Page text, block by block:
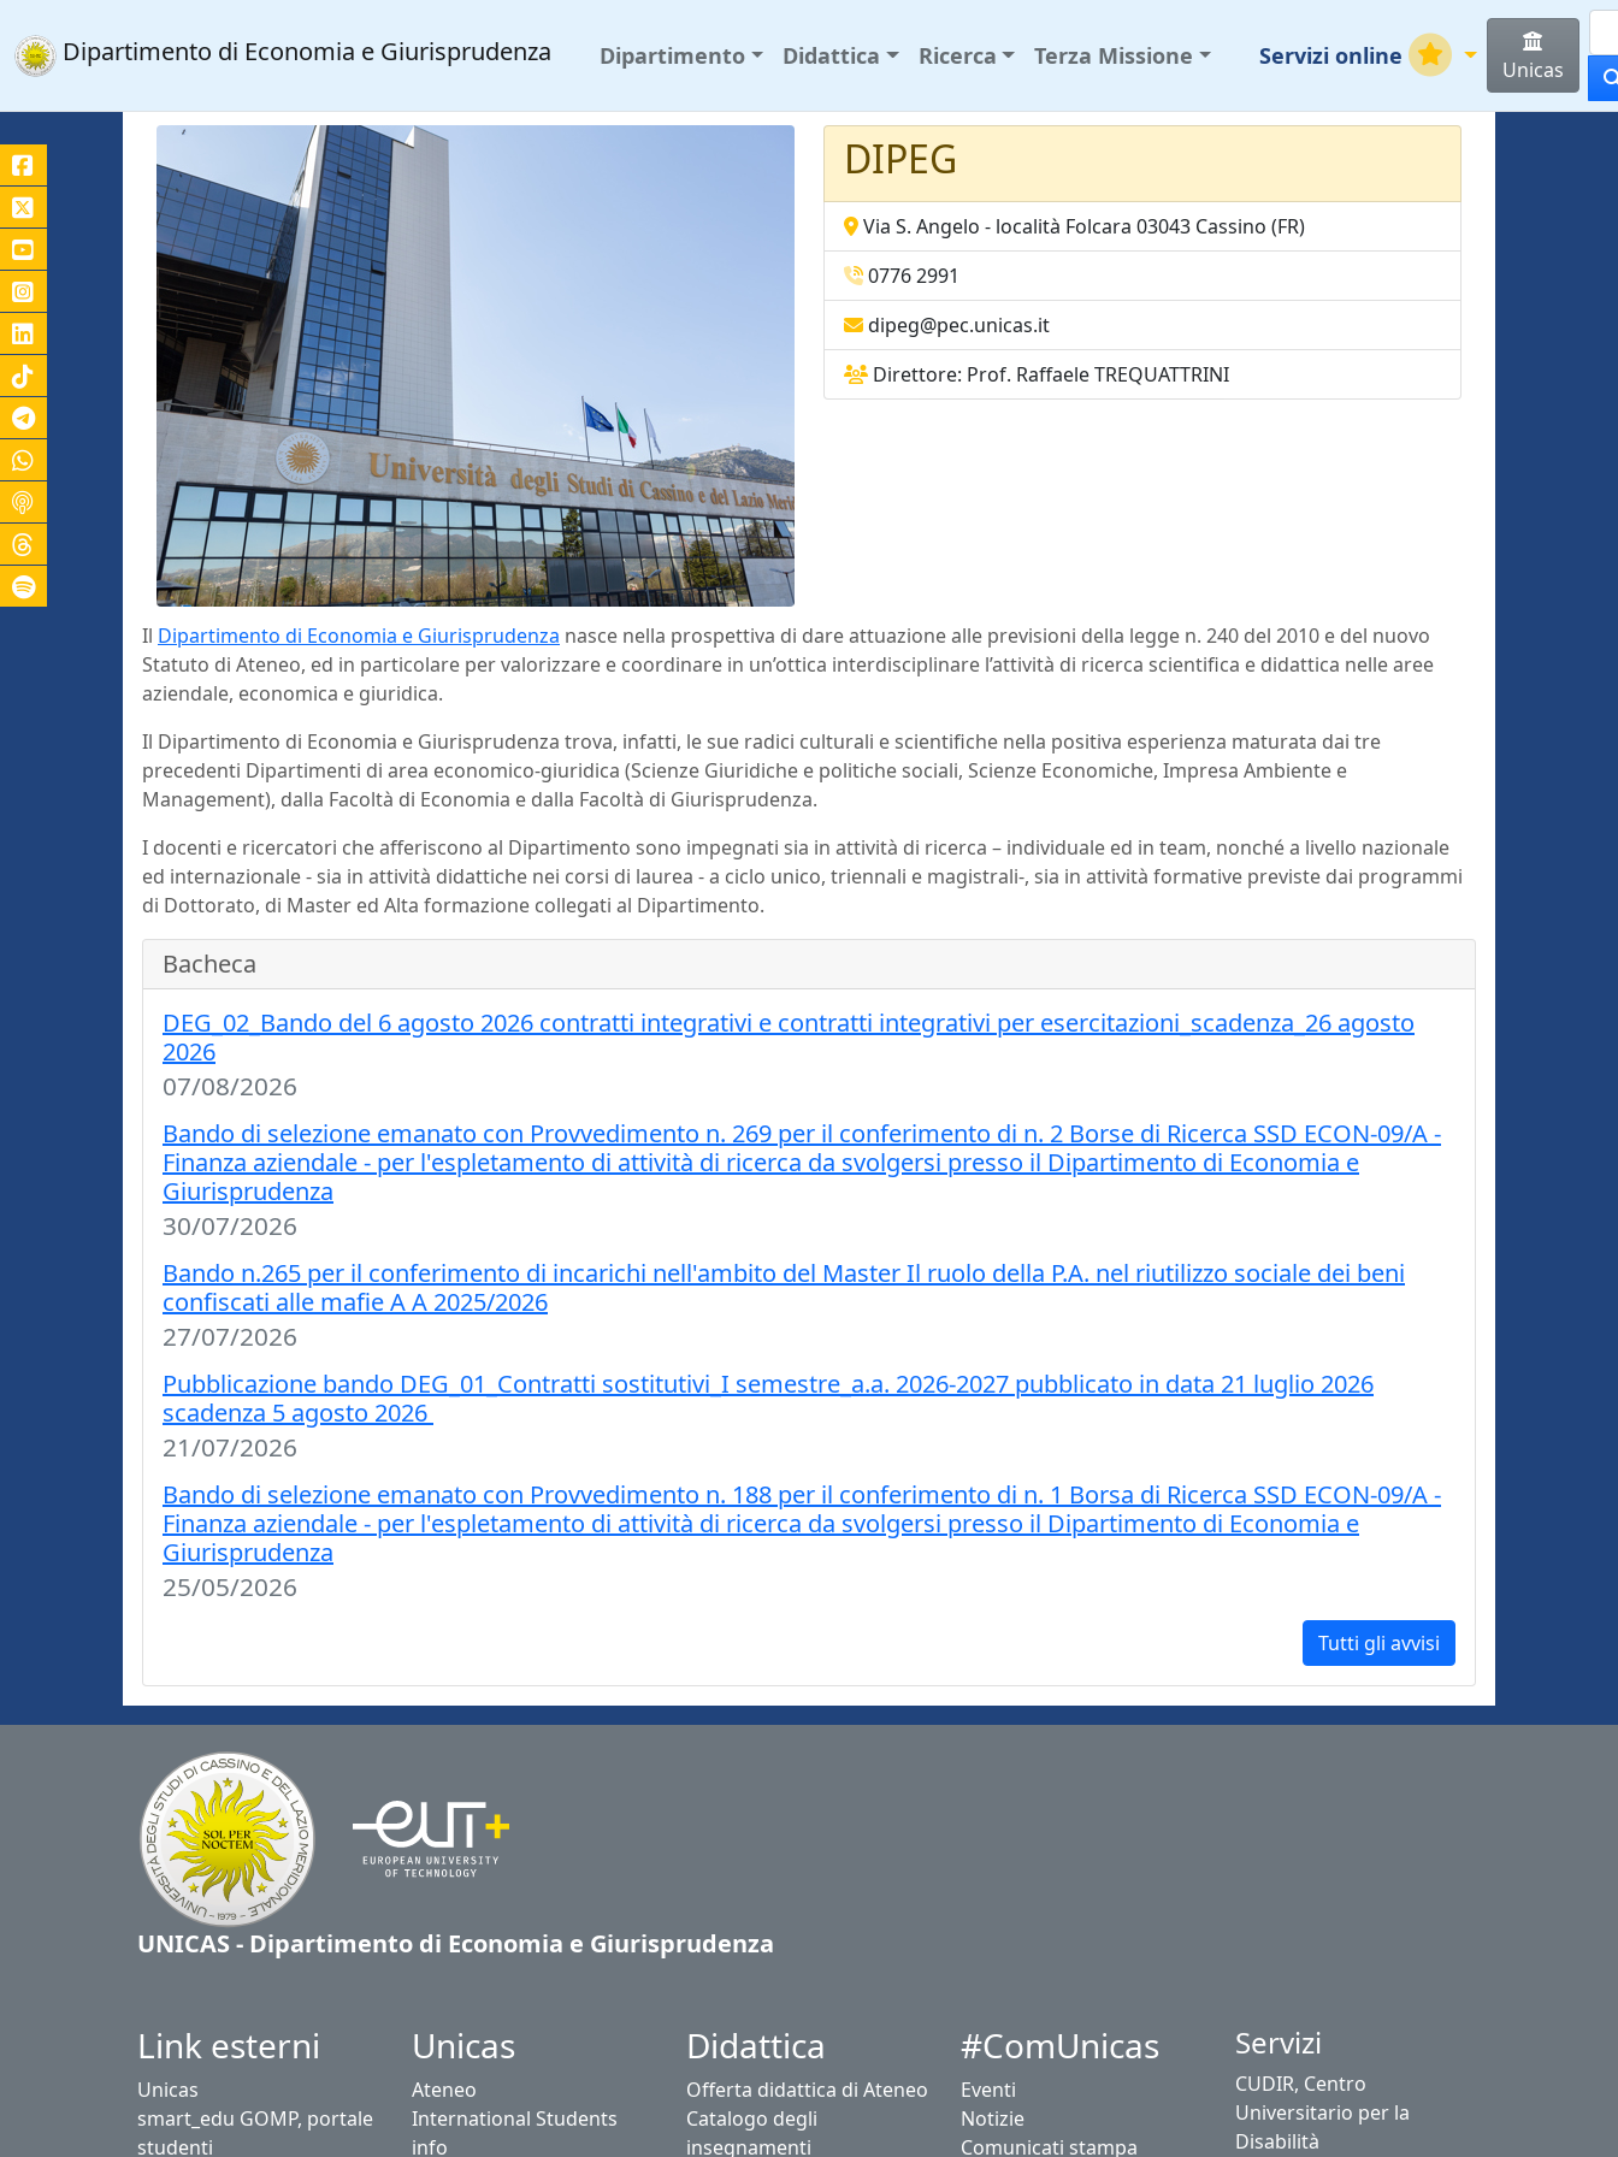
Dipartimento di Economia e Giurisprudenza Dipartimento Didattica Ricerca Terza Missione Servizi online
Unicas
DIPEG
Via S. Angelo - località Folcara 03043 Cassino (FR)
0776 2991
dipeg@pec.unicas.it
Direttore: Prof. Raffaele TREQUATTRINI
Il Dipartimento di Economia e Giurisprudenza nasce nella prospettiva di dare attuazione alle previsioni della legge n. 240 del 2010 e del nuovo
Statuto di Ateneo, ed in particolare per valorizzare e coordinare in un’ottica interdisciplinare l’attività di ricerca scientifica e didattica nelle aree
aziendale, economica e giuridica.
Il Dipartimento di Economia e Giurisprudenza trova, infatti, le sue radici culturali e scientifiche nella positiva esperienza maturata dai tre
precedenti Dipartimenti di area economico-giuridica (Scienze Giuridiche e politiche sociali, Scienze Economiche, Impresa Ambiente e
Management), dalla Facoltà di Economia e dalla Facoltà di Giurisprudenza.
I docenti e ricercatori che afferiscono al Dipartimento sono impegnati sia in attività di ricerca – individuale ed in team, nonché a livello nazionale
ed internazionale - sia in attività didattiche nei corsi di laurea - a ciclo unico, triennali e magistrali-, sia in attività formative previste dai programmi
di Dottorato, di Master ed Alta formazione collegati al Dipartimento.
Bacheca
DEG_02_Bando del 6 agosto 2026 contratti integrativi e contratti integrativi per esercitazioni_scadenza_26 agosto
2026
07/08/2026
Bando di selezione emanato con Provvedimento n. 269 per il conferimento di n. 2 Borse di Ricerca SSD ECON-09/A -
Finanza aziendale - per l'espletamento di attività di ricerca da svolgersi presso il Dipartimento di Economia e
Giurisprudenza
30/07/2026
Bando n.265 per il conferimento di incarichi nell'ambito del Master Il ruolo della P.A. nel riutilizzo sociale dei beni
confiscati alle mafie A A 2025/2026
27/07/2026
Pubblicazione bando DEG_01_Contratti sostitutivi_I semestre_a.a. 2026-2027 pubblicato in data 21 luglio 2026
scadenza 5 agosto 2026
21/07/2026
Bando di selezione emanato con Provvedimento n. 188 per il conferimento di n. 1 Borsa di Ricerca SSD ECON-09/A -
Finanza aziendale - per l'espletamento di attività di ricerca da svolgersi presso il Dipartimento di Economia e
Giurisprudenza
25/05/2026
Tutti gli avvisi
UNICAS - Dipartimento di Economia e Giurisprudenza
Link esterni
Unicas
smart_edu GOMP, portale
studenti
Unicas
Ateneo
International Students
info
Didattica
Offerta didattica di Ateneo
Catalogo degli
insegnamenti
#ComUnicas
Eventi
Notizie
Comunicati stampa
Servizi
CUDIR, Centro
Universitario per la
Disabilità
Canale Telegram Unicas